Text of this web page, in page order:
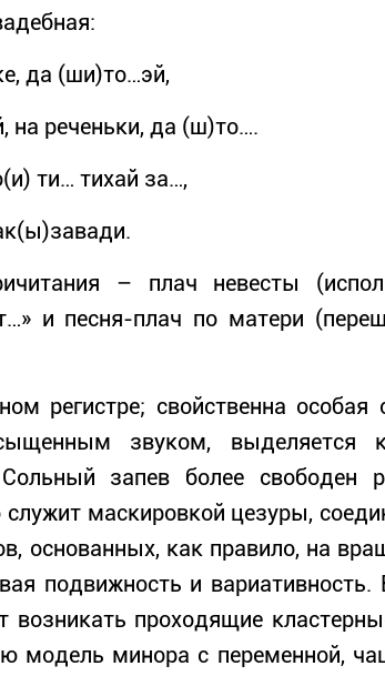
да (ши)то…эй,
на реченьки, да (ш)то….
ти… тихай за…,
– плач невесты
и песня-плач по матери
регистре; свойственна особая
звуком, выделяется
запев более свободен
маскировкой цезуры,
основанных, как правило, на
подвижность и вариативность.
проходящие
модель минора с переменной,